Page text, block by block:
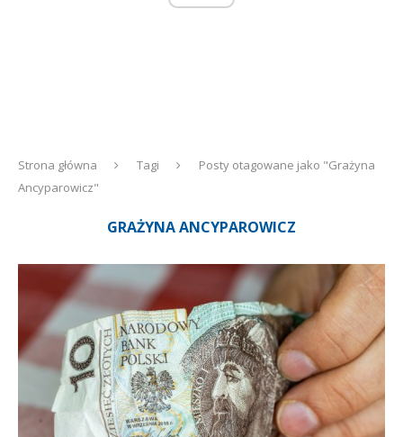
Strona główna Tagi
Posty otagowane jako "Grażyna
Ancyparowicz"
GRAŻYNA ANCYPAROWICZ